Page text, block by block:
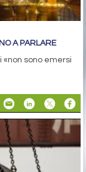
A PARLARE
«non sono emersi